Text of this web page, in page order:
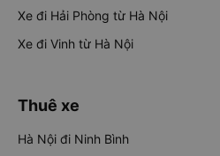
Xe đi Hải Phòng từ Hà Nội
Xe đi Vinh từ Hà Nội
Thuê xe
Hà Nội đi Ninh Bình